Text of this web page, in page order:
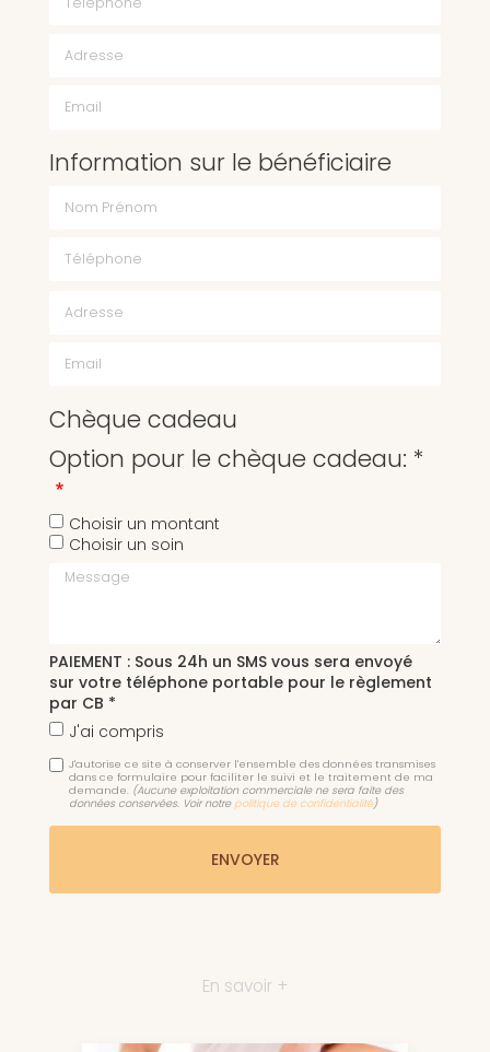
Information sur le bénéficiaire
Chèque cadeau
Option pour le chèque cadeau: *
Choisir un montant
Choisir un soin
Message
PAIEMENT : Sous 24h un SMS vous sera envoyé
sur votre téléphone portable pour le règlement
par CB *
J'ai compris
J'autorise ce site à conserver l'ensemble des données transmises
dans ce formulaire pour faciliter le suivi et le traitement de ma
demande. (Aucune exploitation commerciale ne sera faite des
données conservées. Voir notre politique de confidentialité)
En savoir +